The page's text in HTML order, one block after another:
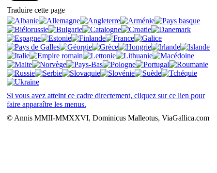
Traduire cette page
Si vous avez atteint ce cadre directement, cliquez sur ce lien pour
faire apparaître les menus.
© Annis MMII-MMXXVI, Dominicus Malleotus, ViaGallica.com